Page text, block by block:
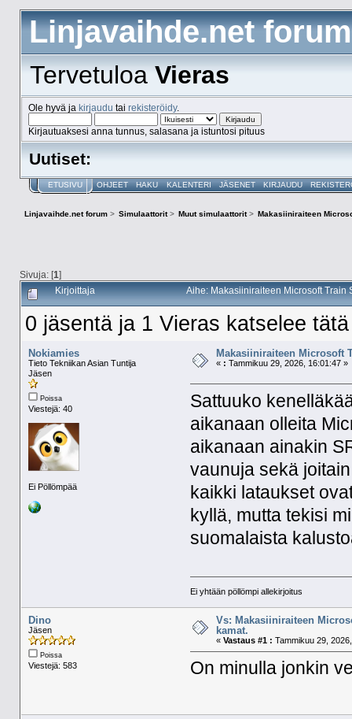
Linjavaihde.net forum
TervetuloaVieras
Ole hyvä ja kirjaudu tai rekisteröidy.
Kirjautuaksesi anna tunnus, salasana ja istuntosi pituus
Uutiset:
ETUSIVU OHJEET HAKU KALENTERI JÄSENET KIRJAUDU
Linjavaihde.net forum> Simulaattorit> Muut simulaattorit> Makasiiniraiteen
Sivuja: [1]
Kirjoittaja Aihe: Makasiiniraiteen Microsoft
0 jäsentä ja 1 Vieras katselee
Nokiamies
Tieto Tekniikan Asian Tuntija
Jäsen
Poissa
Viestejä: 40
Ei Pöllömpää
Makasiiniraiteen Microsoft
« : Tammikuu 29, 2026, 16:01:47 »
Sattuuko
aikanaan olleita
aikanaan ainakin
vaunuja sekä
kaikki lataukset
kyllä, mutta tekisi
suomalaista
Ei yhtään pöllömpi allekirjoitus
Dino
Jäsen
Poissa
Viestejä: 583
Vs: Makasiiniraiteen
kamat.
« Vastaus #1 : Tammikuu 29,
On minulla jonkin